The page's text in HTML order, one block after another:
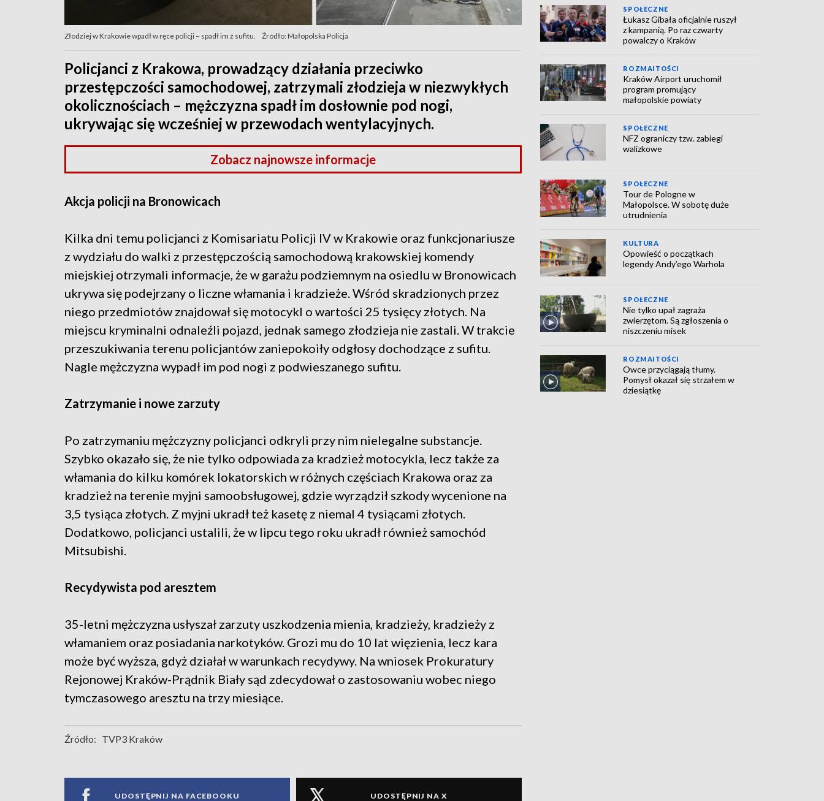
Złodziej w Krakowie wpadł w ręce policji – spadł im z sufitu. Źródło: Małopolska Policja
Policjanci z Krakowa, prowadzący działania przeciwko
przestępczości samochodowej, zatrzymali złodzieja w niezwykłych
okolicznościach – mężczyzna spadł im dosłownie pod nogi,
ukrywając się wcześniej w przewodach wentylacyjnych.
Zobacz najnowsze informacje
Akcja policji na Bronowicach
Kilka dni temu policjanci z Komisariatu Policji IV w Krakowie oraz funkcjonariusze
z wydziału do walki z przestępczością samochodową krakowskiej komendy
miejskiej otrzymali informacje, że w garażu podziemnym na osiedlu w Bronowicach
ukrywa się podejrzany o liczne włamania i kradzieże. Wśród skradzionych przez
niego przedmiotów znajdował się motocykl o wartości 25 tysięcy złotych. Na
miejscu kryminalni odnaleźli pojazd, jednak samego złodzieja nie zastali. W trakcie
przeszukiwania terenu policjantów zaniepokoiły odgłosy dochodzące z sufitu.
Nagle mężczyzna wypadł im pod nogi z podwieszanego sufitu.
Zatrzymanie i nowe zarzuty
Po zatrzymaniu mężczyzny policjanci odkryli przy nim nielegalne substancje.
Szybko okazało się, że nie tylko odpowiada za kradzież motocykla, lecz także za
włamania do kilku komórek lokatorskich w różnych częściach Krakowa oraz za
kradzież na terenie myjni samoobsługowej, gdzie wyrządził szkody wycenione na
3,5 tysiąca złotych. Z myjni ukradł też kasetę z niemal 4 tysiącami złotych.
Dodatkowo, policjanci ustalili, że w lipcu tego roku ukradł również samochód
Mitsubishi.
Recydywista pod aresztem
35-letni mężczyzna usłyszał zarzuty uszkodzenia mienia, kradzieży, kradzieży z
włamaniem oraz posiadania narkotyków. Grozi mu do 10 lat więzienia, lecz kara
może być wyższa, gdyż działał w warunkach recydywy. Na wniosek Prokuratury
Rejonowej Kraków-Prądnik Biały sąd zdecydował o zastosowaniu wobec niego
tymczasowego aresztu na trzy miesiące.
Źródło: TVP3 Kraków
UDOSTĘPNIJ NA FACEBOOKU UDOSTĘPNIJ NA X
SPOŁECZNE
Łukasz Gibała oficjalnie ruszył
z kampanią. Po raz czwarty
powalczy o Kraków
ROZMAITOŚCI
Kraków Airport uruchomił
program promujący
małopolskie powiaty
SPOŁECZNE
NFZ ograniczy tzw. zabiegi
walizkowe
SPOŁECZNE
Tour de Pologne w
Małopolsce. W sobotę duże
utrudnienia
KULTURA
Opowieść o początkach
legendy Andy’ego Warhola
SPOŁECZNE
Nie tylko upał zagraża
zwierzętom. Są zgłoszenia o
niszczeniu misek
ROZMAITOŚCI
Owce przyciągają tłumy.
Pomysł okazał się strzałem w
dziesiątkę